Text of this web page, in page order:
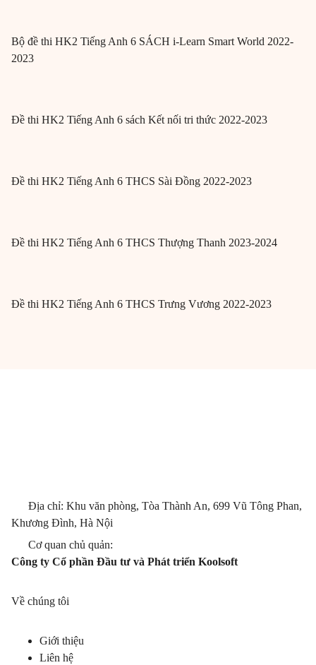
Bộ đề thi HK2 Tiếng Anh 6 SÁCH i-Learn Smart World 2022-
2023
Đề thi HK2 Tiếng Anh 6 sách Kết nối tri thức 2022-2023
Đề thi HK2 Tiếng Anh 6 THCS Sài Đồng 2022-2023
Đề thi HK2 Tiếng Anh 6 THCS Thượng Thanh 2023-2024
Đề thi HK2 Tiếng Anh 6 THCS Trưng Vương 2022-2023
Địa chỉ: Khu văn phòng, Tòa Thành An, 699 Vũ Tông Phan,
Khương Đình, Hà Nội
Cơ quan chủ quản:
Công ty Cổ phần Đầu tư và Phát triển Koolsoft
Về chúng tôi
Giới thiệu
Liên hệ